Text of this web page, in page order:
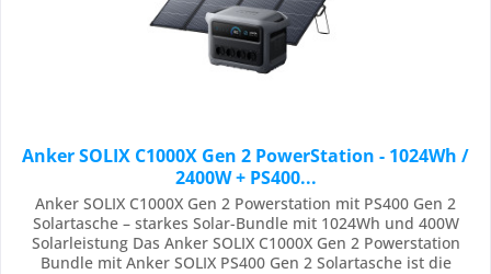
Anker SOLIX C1000X Gen 2 PowerStation - 1024Wh /
2400W + PS400...
Anker SOLIX C1000X Gen 2 Powerstation mit PS400 Gen 2
Solartasche – starkes Solar-Bundle mit 1024Wh und 400W
Solarleistung Das Anker SOLIX C1000X Gen 2 Powerstation
Bundle mit Anker SOLIX PS400 Gen 2 Solartasche ist die